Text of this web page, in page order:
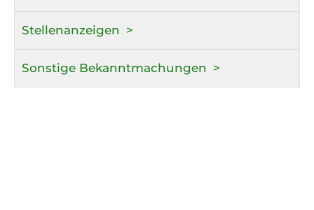
Stellenanzeigen
Sonstige Bekanntmachungen